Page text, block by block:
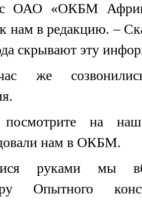
с ОАО «ОКБМ
нам в редакцию. –
скрывают эту
же
на наш
нам в ОКБМ.
руками мы
Опытного